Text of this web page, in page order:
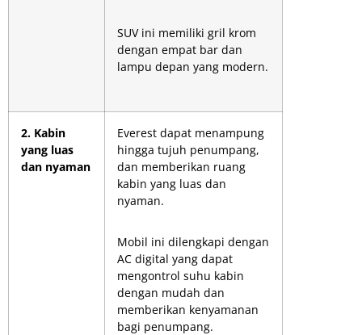
SUV ini memiliki gril krom
dengan empat bar dan
lampu depan yang modern.
2. Kabin
yang luas
dan nyaman
Everest dapat menampung
hingga tujuh penumpang,
dan memberikan ruang
kabin yang luas dan
nyaman.
Mobil ini dilengkapi dengan
AC digital yang dapat
mengontrol suhu kabin
dengan mudah dan
memberikan kenyamanan
bagi penumpang.